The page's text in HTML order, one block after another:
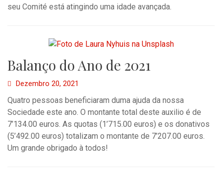
seu Comité está atingindo uma idade avançada.
Balanço do Ano de 2021
Dezembro 20, 2021
Quatro pessoas beneficiaram duma ajuda da nossa
Sociedade este ano. O montante total deste auxilio é de
7’134.00 euros. As quotas (1’715.00 euros) e os donativos
(5’492.00 euros) totalizam o montante de 7’207.00 euros.
Um grande obrigado à todos!